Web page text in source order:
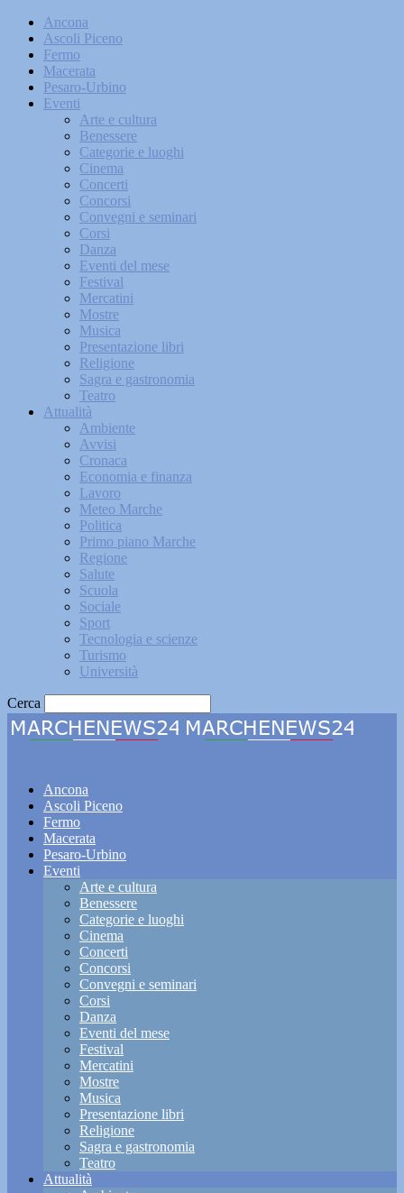
Ancona
Ascoli Piceno
Fermo
Macerata
Pesaro-Urbino
Eventi
Arte e cultura
Benessere
Categorie e luoghi
Cinema
Concerti
Concorsi
Convegni e seminari
Corsi
Danza
Eventi del mese
Festival
Mercatini
Mostre
Musica
Presentazione libri
Religione
Sagra e gastronomia
Teatro
Attualità
Ambiente
Avvisi
Cronaca
Economia e finanza
Lavoro
Meteo Marche
Politica
Primo piano Marche
Regione
Salute
Scuola
Sociale
Sport
Tecnologia e scienze
Turismo
Università
Cerca
Ancona
Ascoli Piceno
Fermo
Macerata
Pesaro-Urbino
Eventi
Arte e cultura
Benessere
Categorie e luoghi
Cinema
Concerti
Concorsi
Convegni e seminari
Corsi
Danza
Eventi del mese
Festival
Mercatini
Mostre
Musica
Presentazione libri
Religione
Sagra e gastronomia
Teatro
Attualità